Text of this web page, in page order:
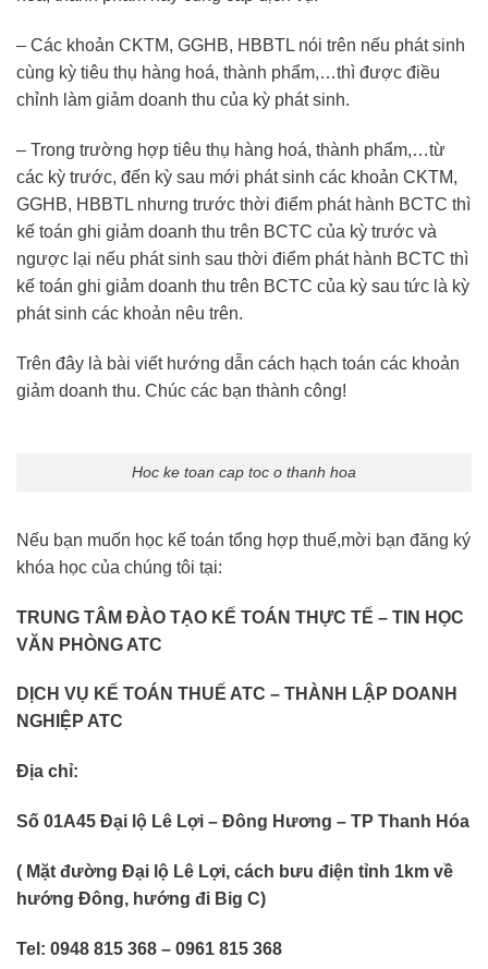
– Các khoản CKTM, GGHB, HBBTL nói trên nếu phát sinh
cùng kỳ tiêu thụ hàng hoá, thành phẩm,…thì được điều
chỉnh làm giảm doanh thu của kỳ phát sinh.
– Trong trường hợp tiêu thụ hàng hoá, thành phẩm,…từ
các kỳ trước, đến kỳ sau mới phát sinh các khoản CKTM,
GGHB, HBBTL nhưng trước thời điểm phát hành BCTC thì
kế toán ghi giảm doanh thu trên BCTC của kỳ trước và
ngược lại nếu phát sinh sau thời điểm phát hành BCTC thì
kế toán ghi giảm doanh thu trên BCTC của kỳ sau tức là kỳ
phát sinh các khoản nêu trên.
Trên đây là bài viết hướng dẫn cách hạch toán các khoản
giảm doanh thu. Chúc các bạn thành công!
Hoc ke toan cap toc o thanh hoa
Nếu bạn muốn học kế toán tổng hợp thuế,mời bạn đăng ký
khóa học của chúng tôi tại:
TRUNG TÂM ĐÀO TẠO KẾ TOÁN THỰC TẾ – TIN HỌC
VĂN PHÒNG ATC
DỊCH VỤ KẾ TOÁN THUẾ ATC – THÀNH LẬP DOANH
NGHIỆP ATC
Địa chỉ:
Số 01A45 Đại lộ Lê Lợi – Đông Hương – TP Thanh Hóa
( Mặt đường Đại lộ Lê Lợi, cách bưu điện tỉnh 1km về
hướng Đông, hướng đi Big C)
Tel: 0948 815 368 – 0961 815 368